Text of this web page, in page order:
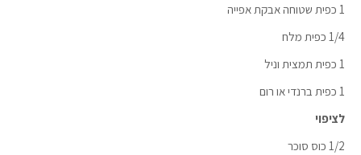
1 כפית שטוחה אבקת אפייה
1/4 כפית מלח
1 כפית תמצית וניל
1 כפית ברנדי או רום
לציפוי
1/2 כוס סוכר